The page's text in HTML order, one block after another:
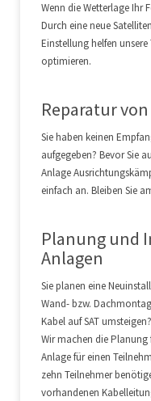
Wenn die Wetterlage Ihr
Durch eine neue
Einstellung helfen
optimieren.
Reparatur
Sie haben keinen
aufgegeben? Bevor Sie
Anlage
einfach an. Bleiben Sie
Planung und
Anlagen
Sie planen eine
Wand- bzw.
Kabel auf SAT umsteigen?
Wir machen die Planung
Anlage für einen
zehn Teilnehmer
vorhandenen